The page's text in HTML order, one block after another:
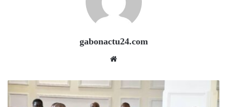
gabonactu24.com